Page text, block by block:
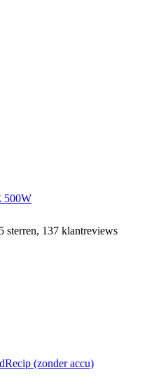
500W
sterren, 137 klantreviews
(zonder accu)